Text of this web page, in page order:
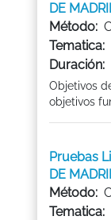
DE
Método:
Tematica:
Duración:
Objetivos
objetivos
Pruebas
DE
Método:
Tematica: